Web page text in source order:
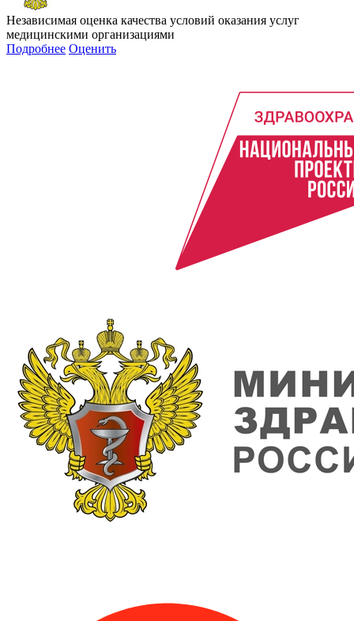
Независимая оценка качества условий оказания услуг
медицинскими организациями
Подробнее Оценить